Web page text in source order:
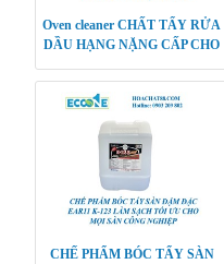
Oven cleaner CHẤT TẨY RỬA
DẦU HẠNG NẶNG CẤP CHO
CHẾ PHẨM BÓC TẨY SÀN